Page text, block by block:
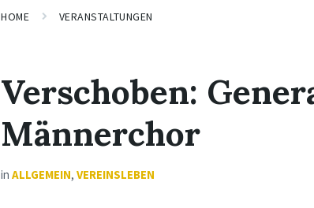
HOME VERANSTALTUNGEN
Verschoben:
Männerchor
inALLGEMEIN,VEREINSLEBEN